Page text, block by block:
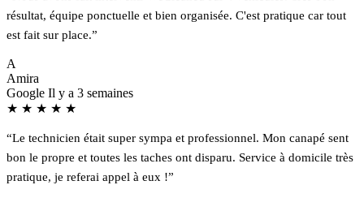
résultat, équipe ponctuelle et bien organisée. C'est pratique car tout
est fait sur place.”
A
Amira
Google Il y a 3 semaines
★ ★ ★ ★ ★
“Le technicien était super sympa et professionnel. Mon canapé sent
bon le propre et toutes les taches ont disparu. Service à domicile très
pratique, je referai appel à eux !”